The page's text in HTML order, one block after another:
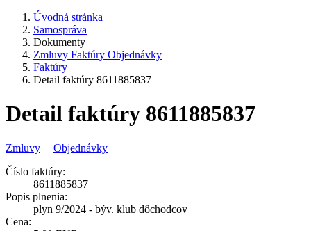
Úvodná stránka
Samospráva
Dokumenty
Zmluvy Faktúry Objednávky
Faktúry
Detail faktúry 8611885837
Detail faktúry 8611885837
Zmluvy | Objednávky
Číslo faktúry:
8611885837
Popis plnenia:
plyn 9/2024 - býv. klub dôchodcov
Cena: